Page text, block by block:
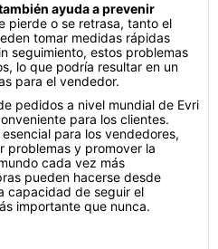
ayuda a prevenir
pierde o se retrasa, tanto el
tomar medidas rápidas
seguimiento, estos problemas
lo que podría resultar en un
para el vendedor.
pedidos a nivel mundial de Evri
para los clientes.
para los vendedores,
problemas y promover la
cada vez más
pueden hacerse desde
capacidad de seguir el
importante que nunca.